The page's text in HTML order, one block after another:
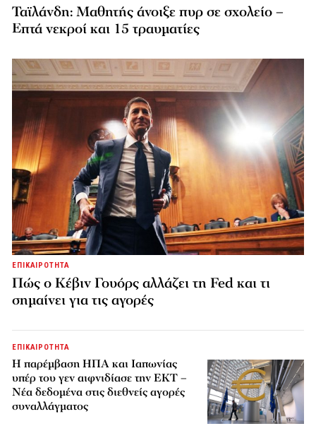
Ταϊλάνδη: Μαθητής άνοιξε πυρ σε σχολείο –
Επτά νεκροί και 15 τραυματίες
ΕΠΙΚΑΙΡΟΤΗΤΑ
Πώς ο Κέβιν Γουόρς αλλάζει τη Fed και τι
σημαίνει για τις αγορές
ΕΠΙΚΑΙΡΟΤΗΤΑ
Η παρέμβαση ΗΠΑ και Ιαπωνίας
υπέρ του γεν αιφνιδίασε την ΕΚΤ –
Νέα δεδομένα στις διεθνείς αγορές
συναλλάγματος